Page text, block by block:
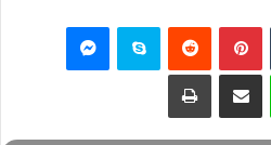
بينتيريست سكايب
لاين